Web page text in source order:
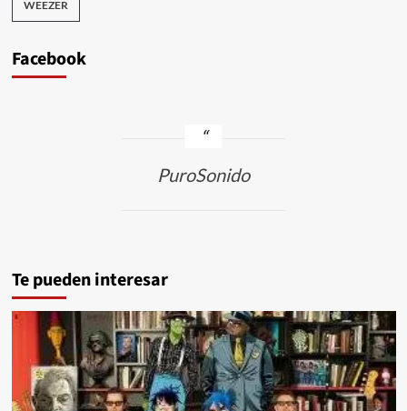
WEEZER
Facebook
PuroSonido
Te pueden interesar